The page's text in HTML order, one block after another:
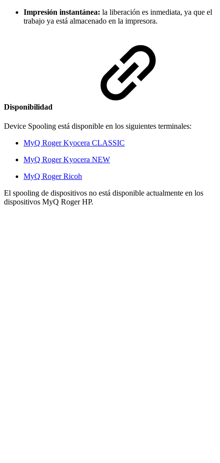
Impresión instantánea: la liberación es inmediata, ya que el
trabajo ya está almacenado en la impresora.
Disponibilidad
Device Spooling está disponible en los siguientes terminales:
MyQ Roger Kyocera CLASSIC
MyQ Roger Kyocera NEW
MyQ Roger Ricoh
El spooling de dispositivos no está disponible actualmente en los
dispositivos MyQ Roger HP.